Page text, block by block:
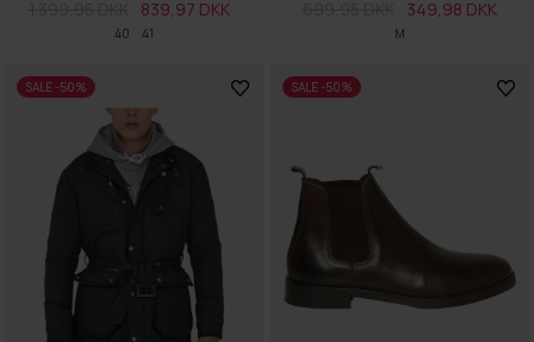
40 41
839,97 DKK
M
349,98 DKK
SALE -50% SALE -50%